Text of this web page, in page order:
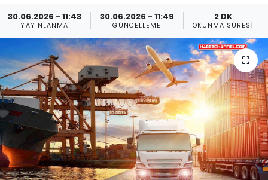
30.06.2026 - 11:43
YAYINLANMA
30.06.2026 - 11:49
GÜNCELLEME
2 DK
OKUNMA SÜRESI